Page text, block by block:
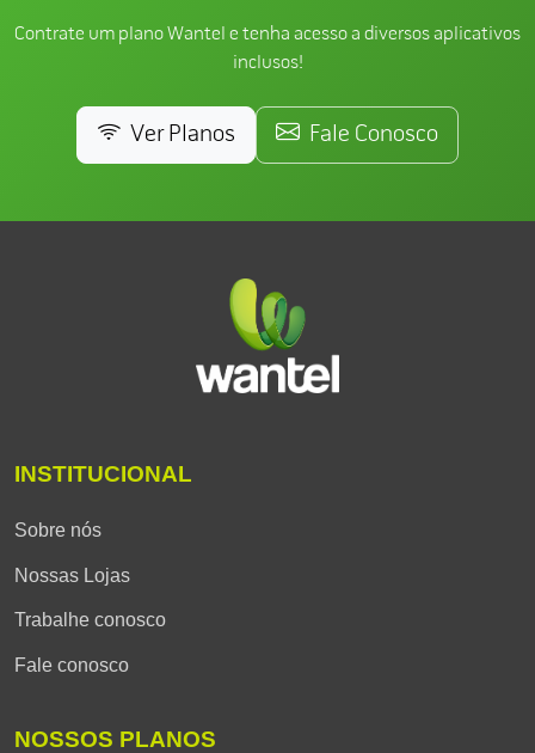
Contrate um plano Wantel e tenha acesso a diversos aplicativos
inclusos!
Ver Planos Fale Conosco
INSTITUCIONAL
Sobre nós
Nossas Lojas
Trabalhe conosco
Fale conosco
NOSSOS PLANOS